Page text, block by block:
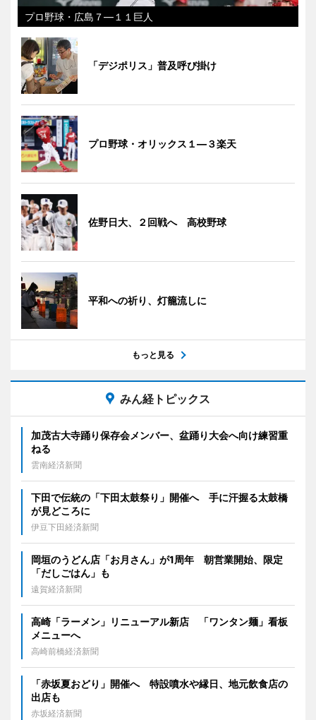
プロ野球・広島７―１１巨人
「デジポリス」普及呼び掛け
プロ野球・オリックス１―３楽天
佐野日大、２回戦へ 高校野球
平和への祈り、灯籠流しに
もっと見る
みん経トピックス
加茂古大寺踊り保存会メンバー、盆踊り大会へ向け練習重
ねる
雲南経済新聞
下田で伝統の「下田太鼓祭り」開催へ 手に汗握る太鼓橋
が見どころに
伊豆下田経済新聞
岡垣のうどん店「お月さん」が1周年 朝営業開始、限定
「だしごはん」も
遠賀経済新聞
高崎「ラーメン」リニューアル新店 「ワンタン麺」看板
メニューへ
高崎前橋経済新聞
「赤坂夏おどり」開催へ 特設噴水や縁日、地元飲食店の
出店も
赤坂経済新聞